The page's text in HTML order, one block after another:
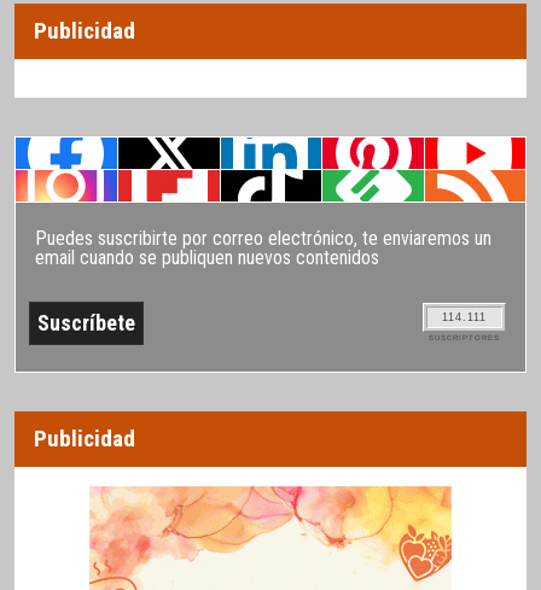
Publicidad
Puedes suscribirte por correo electrónico, te enviaremos un
email cuando se publiquen nuevos contenidos
114.111
SUSCRIPTORES
Publicidad